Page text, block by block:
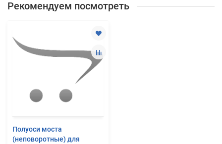
Рекомендуем посмотреть
Полуоси моста
(неповоротные) для